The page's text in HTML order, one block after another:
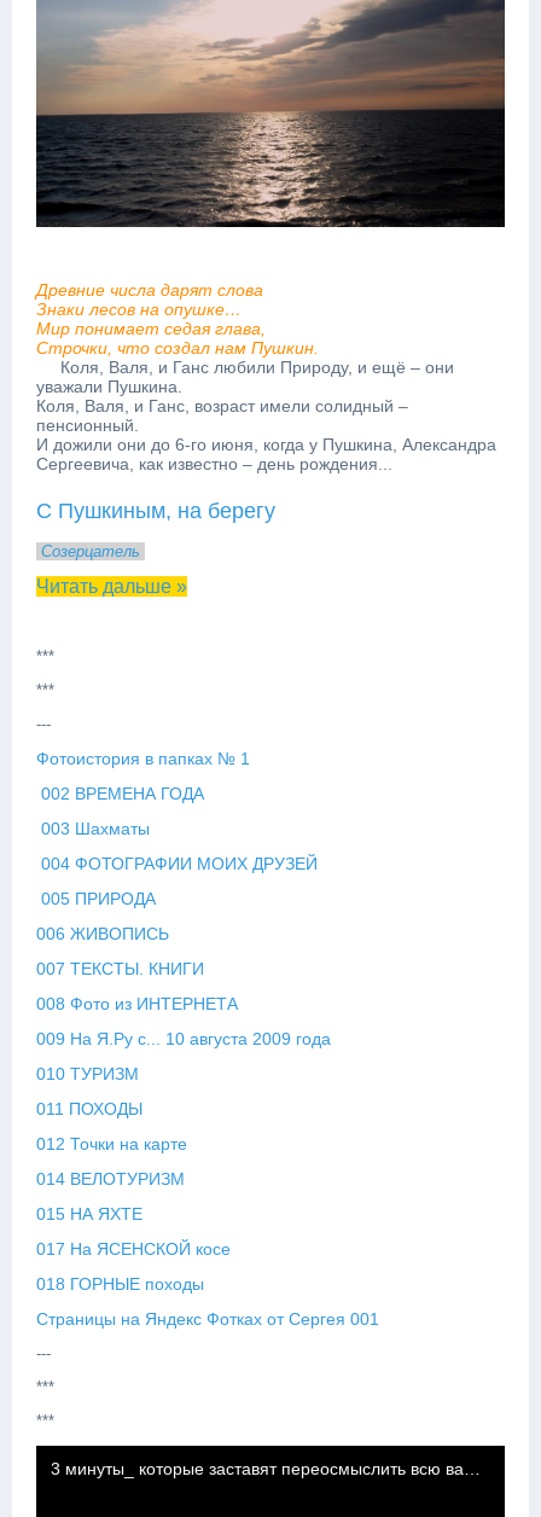
Древние числа дарят слова
Знаки лесов на опушке…
Мир понимает седая глава,
Строчки, что создал нам Пушкин.
Коля, Валя, и Ганс любили Природу, и ещё – они
уважали Пушкина.
Коля, Валя, и Ганс, возраст имели солидный –
пенсионный.
И дожили они до 6-го июня, когда у Пушкина, Александра
Сергеевича, как известно – день рождения...
С Пушкиным, на берегу
Созерцатель
Читать дальше »
***
***
---
Фотоистория в папках № 1
002 ВРЕМЕНА ГОДА
003 Шахматы
004 ФОТОГРАФИИ МОИХ ДРУЗЕЙ
005 ПРИРОДА
006 ЖИВОПИСЬ
007 ТЕКСТЫ. КНИГИ
008 Фото из ИНТЕРНЕТА
009 На Я.Ру с... 10 августа 2009 года
010 ТУРИЗМ
011 ПОХОДЫ
012 Точки на карте
014 ВЕЛОТУРИЗМ
015 НА ЯХТЕ
017 На ЯСЕНСКОЙ косе
018 ГОРНЫЕ походы
Страницы на Яндекс Фотках от Сергея 001
---
***
***